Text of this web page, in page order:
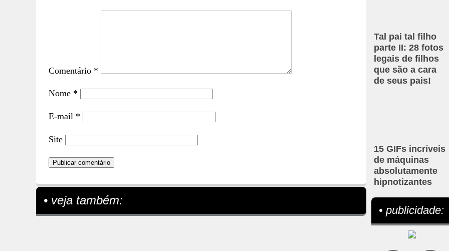
Comentário *
Nome *
E-mail *
Site
• veja também:
Tal pai tal filho
parte II: 28 fotos
legais de filhos
que são a cara
de seus pais!
15 GIFs incríveis
de máquinas
absolutamente
hipnotizantes
• publicidade: